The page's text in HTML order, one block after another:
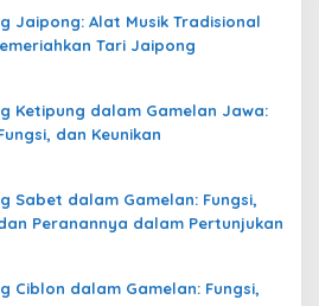
Jaipong: Alat Musik Tradisional
Tari Jaipong
Ketipung dalam Gamelan Jawa:
dan Keunikan
Sabet dalam Gamelan: Fungsi,
Peranannya dalam Pertunjukan
Ciblon dalam Gamelan: Fungsi,